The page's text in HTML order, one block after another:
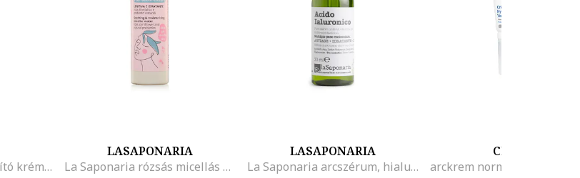
CICASES WH helyreállító krém, javítja és védi az érzékeny bőrt, felgyorsítja a bőr regenerálódását, intenzíven hidratál, 30 ml
LASAPONARIA
La Saponaria rózsás micellás víz, kamillavirág és prebiotikumokkal, 200 ml
LASAPONARIA
La Saponaria arcszérum, hialuronsavval, 30 ml
CERAVE